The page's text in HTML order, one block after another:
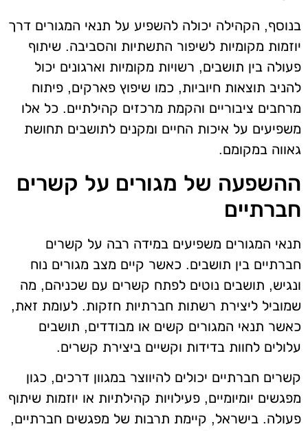
בנוסף, הקהילה יכולה להשפיע על תנאי המגורים דרך
יוזמות מקומיות לשיפור התשתיות והסביבה. שיתוף
פעולה בין תושבים, רשויות מקומיות וארגונים יכול
להניב תוצאות חיוביות, כמו שיפוץ פארקים, פיתוח
מרחבים ציבוריים והקמת מרכזים קהילתיים. כל אלו
משפיעים על איכות החיים ומקנים לתושבים תחושת
גאווה במקומם.
ההשפעה של מגורים על קשרים
חברתיים
תנאי המגורים משפיעים במידה רבה על קשרים
חברתיים בין תושבים. כאשר קיים מצב מגורים נוח
ונגיש, תושבים נוטים לפתח קשרים עם שכניהם, מה
שמוביל ליצירת רשתות חברתיות חזקות. לעומת זאת,
כאשר תנאי המגורים קשים או מבודדים, תושבים
עלולים לחוות בדידות וקשיים ביצירת קשרים.
קשרים חברתיים יכולים להיווצר במגוון דרכים, כגון
מפגשים יומיומיים, פעילויות קהילתיות או יוזמות שיתוף
פעולה. בישראל, קיימת תרבות של מפגשים חברתיים,